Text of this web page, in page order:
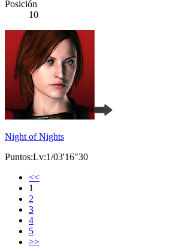
Posición
10
Night of Nights
Puntos:Lv:1/03'16"30
<<
1
2
3
4
5
>>